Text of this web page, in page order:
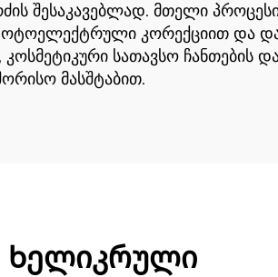
შესაკავებლად. მთელი
კორექციით და
სათავსო ჩანთების
მასშტაბით.
Ხელიკრული